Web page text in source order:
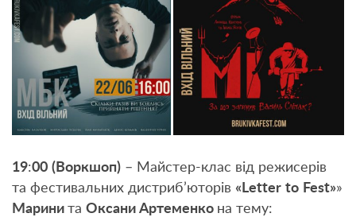
19:00 (Воркшоп) – Майстер-клас від режисерів
та фестивальних дистриб’юторів « Letter to Fest»»
Марини та Оксани Артеменко на тему: